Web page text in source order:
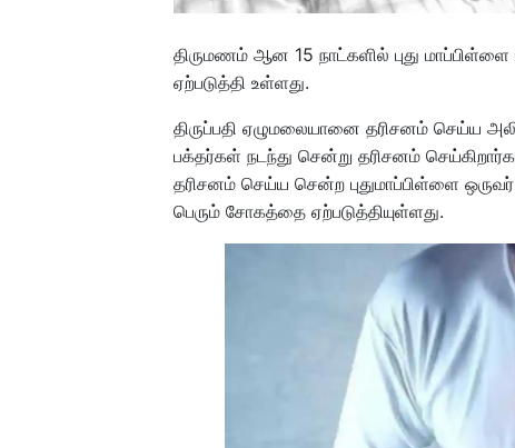
திருமணம் ஆன 15 நாட்களில் புது
ஏற்படுத்தி உள்ளது.
திருப்பதி ஏழுமலையானை தரிசனம் செய்ய
பக்தர்கள் நடந்து சென்று தரிசனம்
தரிசனம் செய்ய சென்ற புதுமாப்பிள்ளை ஒருவர்
பெரும் சோகத்தை ஏற்படுத்தியுள்ளது.